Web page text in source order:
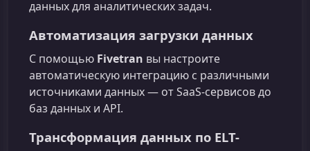
данных для аналитических задач.
Автоматизация загрузки данных
С помощью Fivetran вы настроите
автоматическую интеграцию с различными
источниками данных — от SaaS-сервисов до
баз данных и API.
Трансформация данных по ELT-